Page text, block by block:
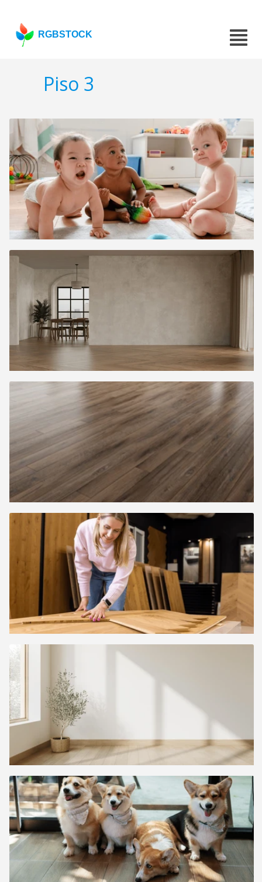
RGBSTOCK
Piso 3